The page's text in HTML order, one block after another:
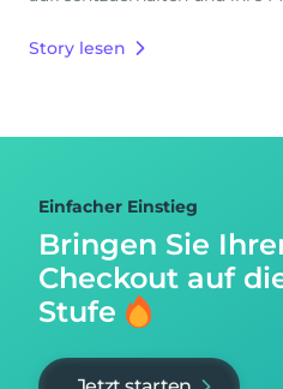
Story lesen
Einfacher Einstieg
Bringen Sie
Checkout auf
Stufe